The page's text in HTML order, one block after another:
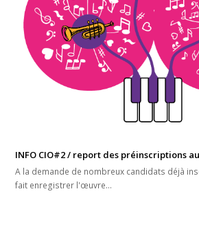
INFO CIO#2 / report des préinscriptions
A la demande de nombreux candidats déjà
fait enregistrer l'œuvre…